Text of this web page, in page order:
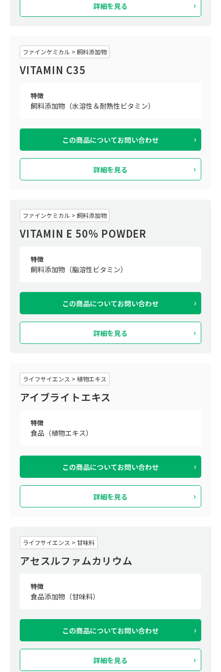
詳細を見る
ファインケミカル > 飼料添加物
VITAMIN C35
特徴
飼料添加物（水溶性＆耐熱性ビタミン）
この商品についてお問い合わせ
詳細を見る
ファインケミカル > 飼料添加物
VITAMIN E 50% POWDER
特徴
飼料添加物（脂溶性ビタミン）
この商品についてお問い合わせ
詳細を見る
ライフサイエンス > 植物エキス
アイブライトエキス
特徴
食品（植物エキス）
この商品についてお問い合わせ
詳細を見る
ライフサイエンス > 甘味料
アセスルファムカリウム
特徴
食品添加物（甘味料）
この商品についてお問い合わせ
詳細を見る